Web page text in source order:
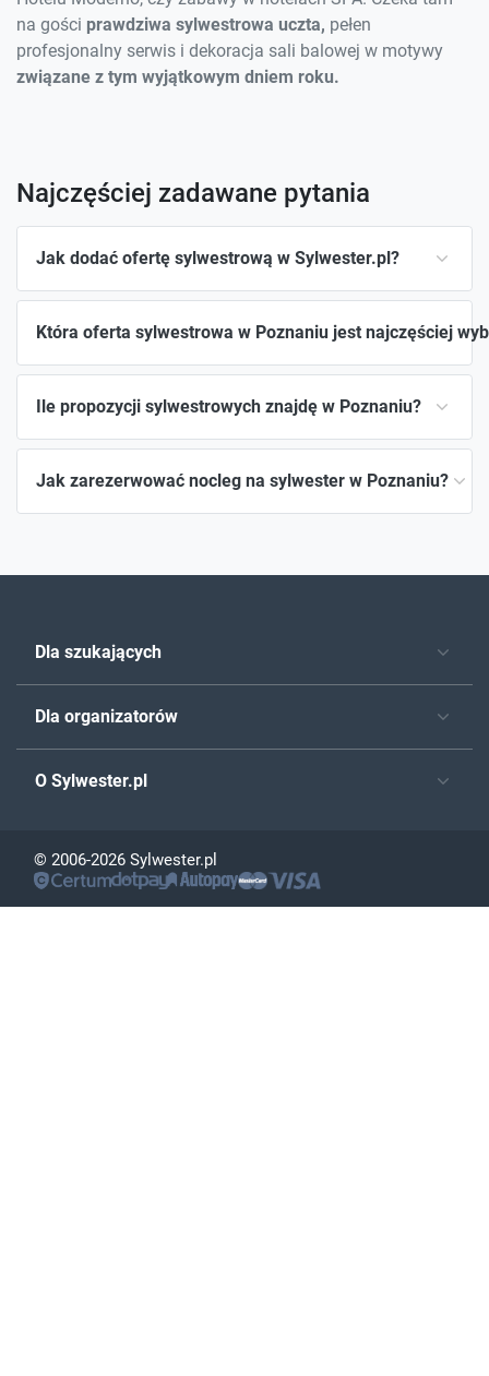
na gości prawdziwa sylwestrowa uczta, pełen
profesjonalny serwis i dekoracja sali balowej w motywy
związane z tym wyjątkowym dniem roku.
Najczęściej zadawane pytania
Jak dodać ofertę sylwestrową w Sylwester.pl?
Która oferta sylwestrowa w Poznaniu jest najczęściej
Ile propozycji sylwestrowych znajdę w Poznaniu?
Jak zarezerwować nocleg na sylwester w Poznaniu?
Dla szukających
Dla organizatorów
O Sylwester.pl
© 2006-2026 Sylwester.pl